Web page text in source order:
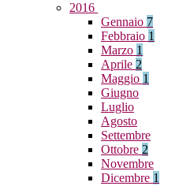
2016
Gennaio 7
Febbraio 1
Marzo 1
Aprile 2
Maggio 1
Giugno
Luglio
Agosto
Settembre
Ottobre 2
Novembre
Dicembre 1